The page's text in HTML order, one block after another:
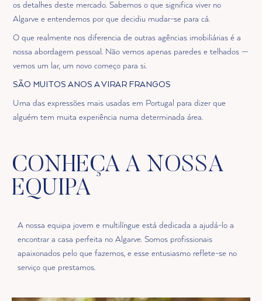
os detalhes deste mercado. Sabemos o que significa viver no
Algarve e entendemos por que decidiu mudar-se para cá.
O que realmente nos diferencia de outras agências imobiliárias é a
nossa abordagem pessoal. Não vemos apenas paredes e telhados —
vemos um lar, um novo começo para si.
SÃO MUITOS ANOS A VIRAR FRANGOS
Uma das expressões mais usadas em Portugal para dizer que
alguém tem muita experiência numa determinada área.
CONHEÇA A NOSSA
EQUIPA
A nossa equipa jovem e multilíngue está dedicada a ajudá-lo a
encontrar a casa perfeita no Algarve. Somos profissionais
apaixonados pelo que fazemos, e esse entusiasmo reflete-se no
serviço que prestamos.